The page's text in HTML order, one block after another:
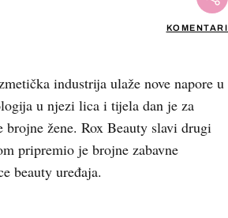
KOMENTARI
industrija ulaže nove napore u
u njezi lica i tijela dan je za
brojne žene. Rox Beauty slavi drugi
pripremio je brojne zabavne
beauty uređaja.